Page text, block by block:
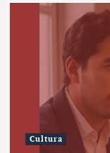
Cultura